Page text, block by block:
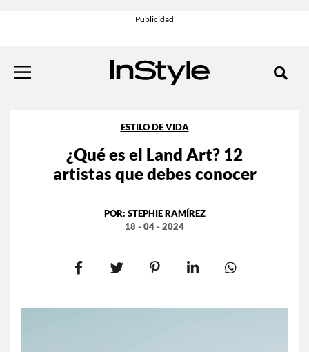
ESTILO DE VIDA
¿Qué es el Land Art? 12
artistas que debes conocer
POR: STEPHIE RAMÍREZ
18 - 04 - 2024